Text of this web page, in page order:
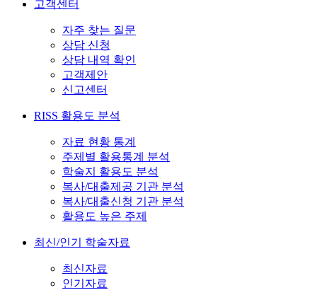
고객센터
자주 찾는 질문
상담 신청
상담 내역 확인
고객제안
신고센터
RISS 활용도 분석
자료 현황 통계
주제별 활용통계 분석
학술지 활용도 분석
복사/대출제공 기관 분석
복사/대출신청 기관 분석
활용도 높은 주제
최신/인기 학술자료
최신자료
인기자료